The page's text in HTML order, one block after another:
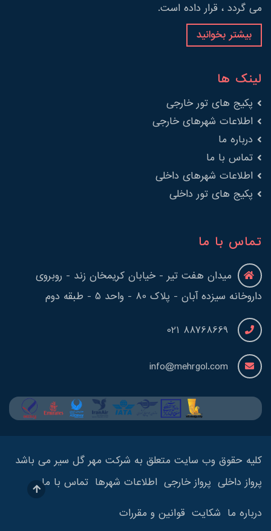
می گردد ، قرار داده است.
بیشتر بخوانید
لینک ها
پکیج های تور خارجی
اطلاعات شهرهای خارجی
درباره ما
تماس با ما
اطلاعات شهرهای داخلی
پکیج های تور داخلی
تماس با ما
میدان هفت تیر - خیابان کریمخان زند - روبروی
داروخانه سیزده آبان - پلاک 80 - واحد 5 - طبقه دوم
88768669 021
info@mehrgol.com
کلیه حقوق وب سایت متعلق به شرکت مهر گل سیر می باشد
پرواز داخلی پرواز خارجی اطلاعات شهرها تماس با ما
درباره ما شکایت قوانین و مقررات